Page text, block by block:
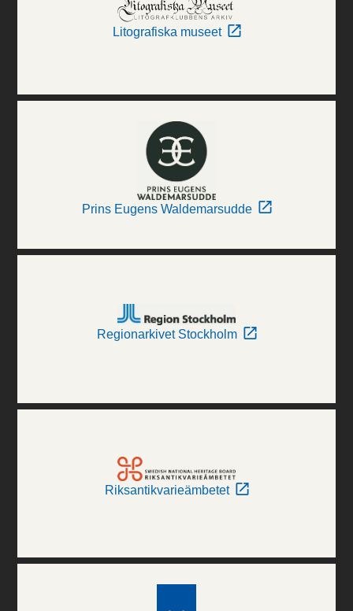
Litografiska museet
Prins Eugens Waldemarsudde
Regionarkivet Stockholm
Riksantikvarieämbetet